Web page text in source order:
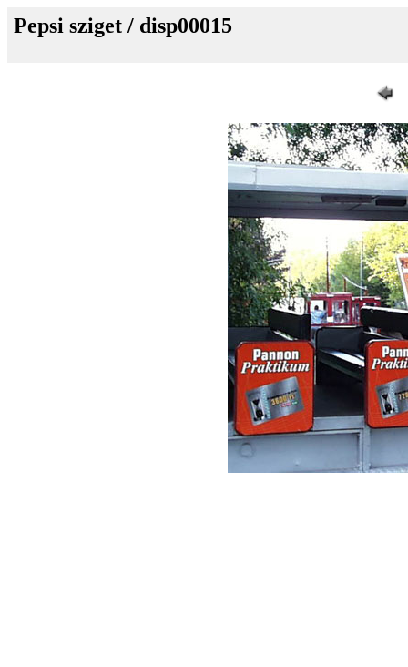
Pepsi sziget / disp00015